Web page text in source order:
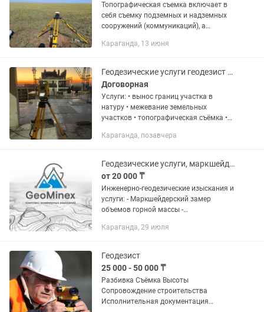
Топографическая съемка включает в
себя съемку подземных и надземных
сооружений (коммуникаций), а
съемку.
Караганда, 13 июня
Геодезические услуги геодезист геодезия
Договорная
Услуги: • вынос границ участка в
натуру • межевание земельных
участков • топографическая съёмка •
исполнительная съёмка • подготовка
Караганда, позавчера
Геодезические услуги, маркшейдер, аэрофотосъемка, топосъемка, геодезист
от 20 000 ₸
Инженерно-геодезические изыскания и
услуги: - Маркшейдерский замер
объемов горной массы -
ортофотопланов, топопланов, 3D
земляных работ -...
Караганда, 29 июля
Геодезист
25 000 - 50 000 ₸
Разбивка Съёмка Высоты
Сопровождение строительства
Исполнительная документация